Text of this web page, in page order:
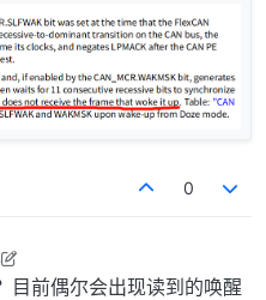
0
上午10:09
目前偶尔会出现读到的唤醒